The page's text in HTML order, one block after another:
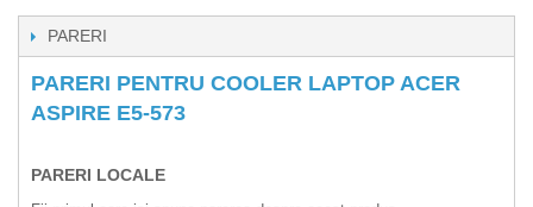
PARERI
PARERI PENTRU COOLER LAPTOP ACER
ASPIRE E5-573
PARERI LOCALE